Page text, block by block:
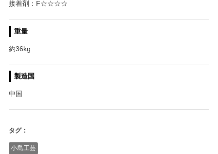
接着剤：F☆☆☆☆
重量
約36kg
製造国
中国
タグ：
小島工芸